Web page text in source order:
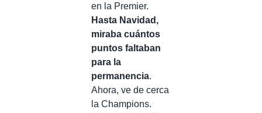
en la Premier.
Hasta Navidad,
miraba cuántos
puntos faltaban
para la
permanencia.
Ahora, ve de cerca
la Champions.